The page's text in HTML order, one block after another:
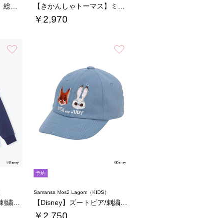
￥2,970
予約
Samansa Mos2 Lagom（KIDS）
￥2,750